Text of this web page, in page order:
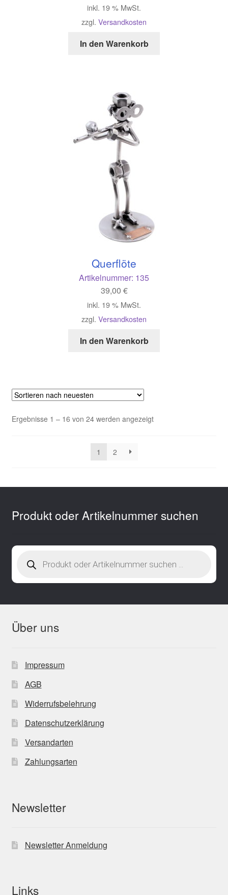
inkl. 19 % MwSt.
zzgl. Versandkosten
In den Warenkorb
Querflöte
Artikelnummer: 135
39,00 €
inkl. 19 % MwSt.
zzgl. Versandkosten
In den Warenkorb
Ergebnisse 1 – 16 von 24 werden angezeigtNach
1 2
Produkt oder Artikelnummer suchen
search
Über uns
Impressum
AGB
Widerrufsbelehrung
Datenschutzerklärung
Versandarten
Zahlungsarten
Newsletter
Newsletter Anmeldung
Links